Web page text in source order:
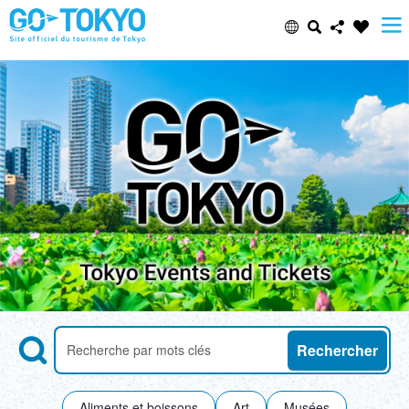
Select Language
日本語
ENGLISH
中文(简体)
中文(繁體/正體)
한글
ภาษาไทย
Share this page
Facebook
X (Twitter)
Email
Copy URL
Search
Recherche des attractions par mots-clés
Rechercher